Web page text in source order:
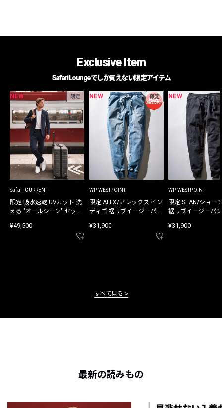
Exclusive Item
Safari Loungeでしか買えない限定アイテム
NEW 限定
Safari CURRENT
限定 吸水速乾 UVカット 洗
える "オールシーン" セット
¥49,500
NEW 限定
WP WESTPOINT
限定 ALEX/アレックス イン
ディゴ 裾リブイージーパン
¥31,900
NEW
WP WESTPOINT
限定 SEAN/ショー
裾リブイージーパ
¥31,900
すべて見る
最新の読みもの